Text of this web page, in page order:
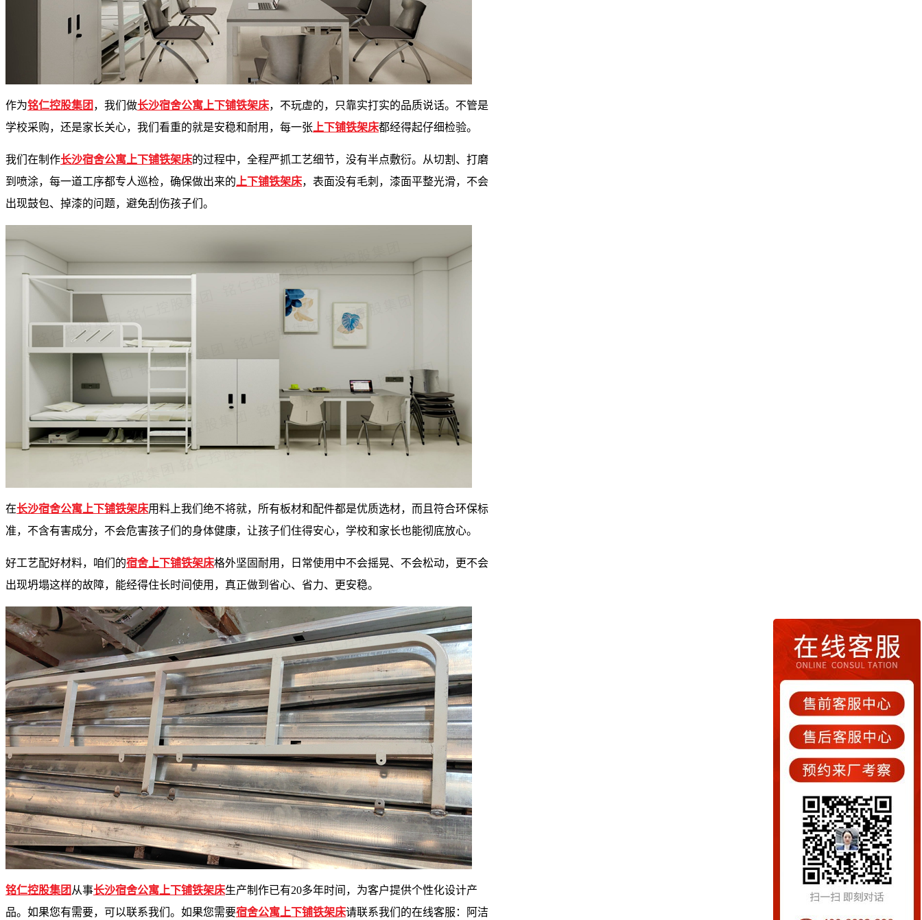
作为铭仁控股集团 ，我们做长沙宿舍公寓上下铺铁架床，不玩虚的，只靠实打实的品质说话。不管是
学校采购，还是家长关心，我们看重的就是安稳和耐用，每一张 上下铺铁架床都经得起仔细检验。
我们在制作长沙宿舍公寓上下铺铁架床的过程中，全程严抓工艺细节，没有半点敷衍。从切割、打磨
到喷涂，每一道工序都专人巡检，确保做出来的 上下铺铁架床，表面没有毛刺，漆面平整光滑，不会
出现鼓包、掉漆的问题，避免刮伤孩子们。
在长沙宿舍公寓上下铺铁架床用料上我们绝不将就，所有板材和配件都是优质选材，而且符合环保标
准，不含有害成分，不会危害孩子们的身体健康，让孩子们住得安心，学校和家长也能彻底放心。
好工艺配好材料，咱们的宿舍上下铺铁架床格外坚固耐用，日常使用中不会摇晃、不会松动，更不会
出现坍塌这样的故障，能经得住长时间使用，真正做到省心、省力、更安稳。
铭仁控股集团 从事长沙宿舍公寓上下铺铁架床生产制作已有20多年时间，为客户提供个性化设计产
品。如果您有需要，可以联系我们。如果您需要宿舍公寓上下铺铁架床请联系我们的在线客服：
阿洁